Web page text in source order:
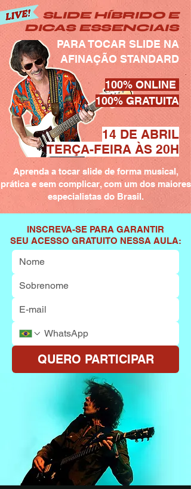
SLIDE HÍBRIDO E
DICAS ESSENCIAIS
PARA TOCAR SLIDE NA
AFINAÇÃO STANDARD
100% ONLINE
100% GRATUITA
14 DE ABRIL
TERÇA-FEIRA ÀS 20H
Aprenda a tocar slide de forma musical,
prática e sem complicar, com um dos maiores
especialistas do Brasil.
INSCREVA-SE PARA GARANTIR
SEU ACESSO GRATUITO NESSA AULA:
QUERO PARTICIPAR